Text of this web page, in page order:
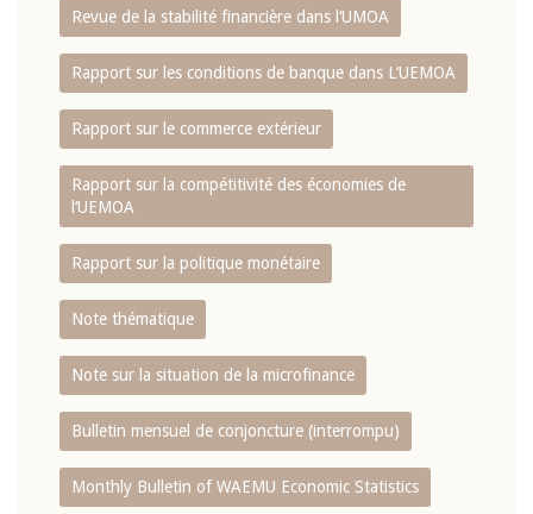
Revue de la stabilité financière dans l‘UMOA
Rapport sur les conditions de banque dans L‘UEMOA
Rapport sur le commerce extérieur
Rapport sur la compétitivité des économies de
l‘UEMOA
Rapport sur la politique monétaire
Note thématique
Note sur la situation de la microfinance
Bulletin mensuel de conjoncture (interrompu)
Monthly Bulletin of WAEMU Economic Statistics